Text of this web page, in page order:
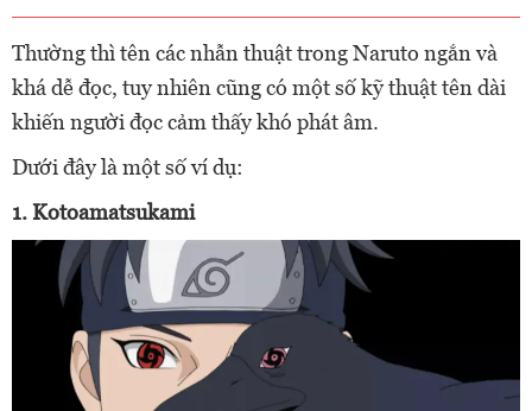
Thường thì tên các nhẫn thuật trong Naruto ngắn và
khá dễ đọc, tuy nhiên cũng có một số kỹ thuật tên dài
khiến người đọc cảm thấy khó phát âm.
Dưới đây là một số ví dụ:
1. Kotoamatsukami